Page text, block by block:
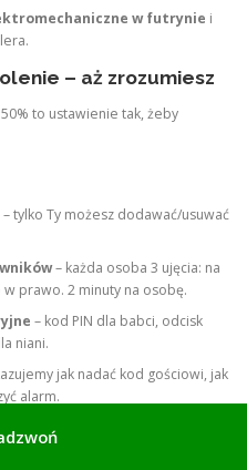
w futrynie i
– aż zrozumiesz
to ustawienie tak, żeby
– tylko Ty możesz dodawać/usuwać
– każda osoba 3 ujęcia: na
prawo. 2 minuty na osobę.
– kod PIN dla babci, odcisk
niani.
jak nadać kod gościowi, jak
alarm.
brak Wi-Fi? Co jeśli bateria
rząd, żebyś miał pewność.